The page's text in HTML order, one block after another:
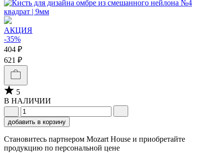
АКЦИЯ
-35%
404 ₽
621 ₽
5
В НАЛИЧИИ
добавить в корзину
Становитесь партнером Mozart House и приобретайте
продукцию по персональной цене